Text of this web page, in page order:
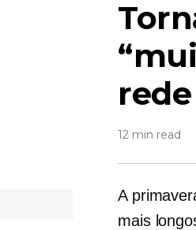
12 min read
A
mais